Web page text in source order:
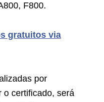
F800.
gratuitos via
por
o certificado, será